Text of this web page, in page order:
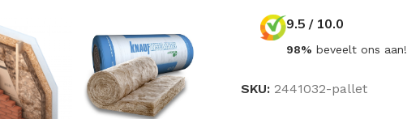
9.5 / 10.0
98% beveelt ons aan!
SKU: 2441032-pallet